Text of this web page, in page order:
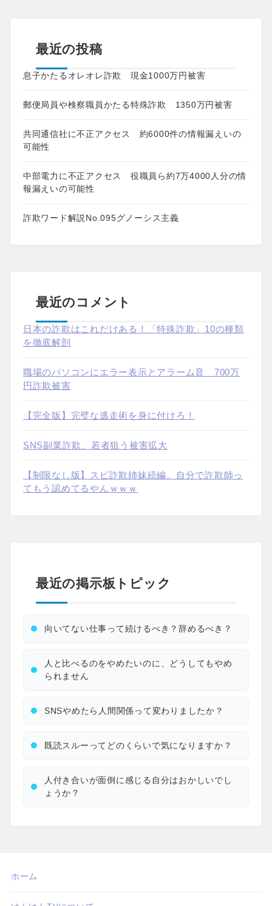
最近の投稿
息子かたるオレオレ詐欺 現金1000万円被害
郵便局員や検察職員かたる特殊詐欺 1350万円被害
共同通信社に不正アクセス 約6000件の情報漏えいの
可能性
中部電力に不正アクセス 役職員ら約7万4000人分の情
報漏えいの可能性
詐欺ワード解説No.095グノーシス主義
最近のコメント
日本の詐欺はこれだけある！「特殊詐欺」10の種類
を徹底解剖
職場のパソコンにエラー表示とアラーム音 700万
円詐欺被害
【完全版】完璧な逃走術を身に付けろ！
SNS副業詐欺、若者狙う被害拡大
【制限なし版】スピ詐欺姉妹続編。自分で詐欺師っ
てもう認めてるやんｗｗｗ
最近の掲示板トピック
向いてない仕事って続けるべき？辞めるべき？
人と比べるのをやめたいのに、どうしてもやめ
られません
SNSやめたら人間関係って変わりましたか？
既読スルーってどのくらいで気になりますか？
人付き合いが面倒に感じる自分はおかしいでし
ょうか？
ホーム